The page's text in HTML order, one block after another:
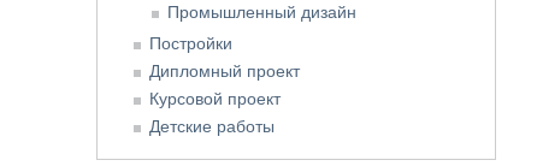
Промышленный дизайн
Постройки
Дипломный проект
Курсовой проект
Детские работы